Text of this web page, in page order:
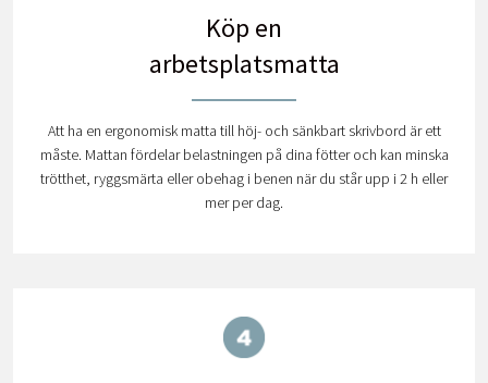
Köp en
arbetsplatsmatta
Att ha en ergonomisk matta till höj- och sänkbart skrivbord är ett
måste. Mattan fördelar belastningen på dina fötter och kan minska
trötthet, ryggsmärta eller obehag i benen när du står upp i 2 h eller
mer per dag.